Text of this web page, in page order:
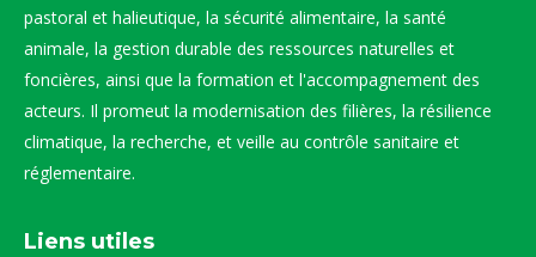
pastoral et halieutique, la sécurité alimentaire, la santé
animale, la gestion durable des ressources naturelles et
foncières, ainsi que la formation et l'accompagnement des
acteurs. Il promeut la modernisation des filières, la résilience
climatique, la recherche, et veille au contrôle sanitaire et
réglementaire.
Liens utiles